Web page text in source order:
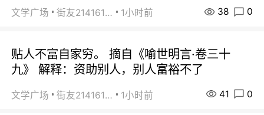
文学广场 街友21416156 1小时前 38 0
贴人不富自家穷。 摘自《喻世明言·卷三十
九》 解释：资助别人，别人富裕不了
文学广场 街友21416156 1小时前 41 0